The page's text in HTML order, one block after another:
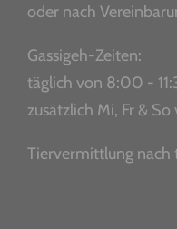
oder nach
Gassigeh-Zeiten:
täglich von 8:00 -
zusätzlich Mi, Fr &
Tiervermittlung nach